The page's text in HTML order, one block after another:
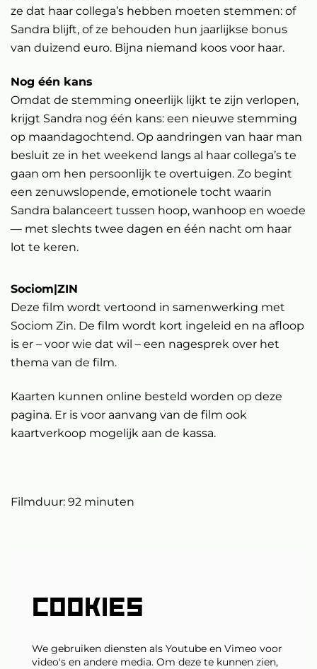
ze dat haar collega’s hebben moeten stemmen: of
Sandra blijft, of ze behouden hun jaarlijkse bonus
van duizend euro. Bijna niemand koos voor haar.
Nog één kans
Omdat de stemming oneerlijk lijkt te zijn verlopen,
krijgt Sandra nog één kans: een nieuwe stemming
op maandagochtend. Op aandringen van haar man
besluit ze in het weekend langs al haar collega’s te
gaan om hen persoonlijk te overtuigen. Zo begint
een zenuwslopende, emotionele tocht waarin
Sandra balanceert tussen hoop, wanhoop en woede
— met slechts twee dagen en één nacht om haar
lot te keren.
Sociom|ZIN
Deze film wordt vertoond in samenwerking met
Sociom Zin. De film wordt kort ingeleid en na afloop
is er – voor wie dat wil – een nagesprek over het
thema van de film.
Kaarten kunnen online besteld worden op deze
pagina. Er is voor aanvang van de film ook
kaartverkoop mogelijk aan de kassa.
Filmduur: 92 minuten
COOKIES
We gebruiken diensten als Youtube en Vimeo voor
video's en andere media. Om deze te kunnen zien,